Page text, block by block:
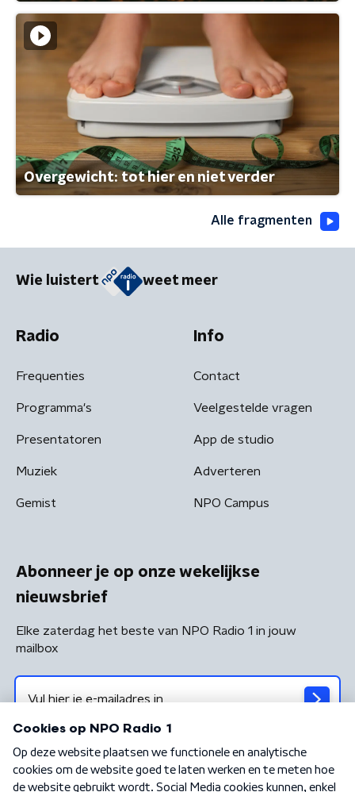
Overgewicht: tot hier en niet verder
Alle fragmenten
Wie luistert weet meer
Radio
Frequenties
Programma's
Presentatoren
Muziek
Gemist
Info
Contact
Veelgestelde vragen
App de studio
Adverteren
NPO Campus
Abonneer je op onze wekelijkse
nieuwsbrief
Elke zaterdag het beste van NPO Radio 1 in jouw
mailbox